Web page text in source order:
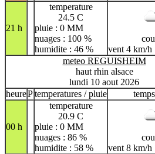
21 h
temperature
24.5 C
pluie : 0 MM
nuages : 100 %
humidite : 46 %
vent 4 km/h
meteo REGUISHEIM
haut rhin alsace
lundi 10 aout 2026
heurePtemperatures / pluie
00 h
temperature
20.9 C
pluie : 0 MM
nuages : 86 %
humidite : 58 %
vent 8 km/h